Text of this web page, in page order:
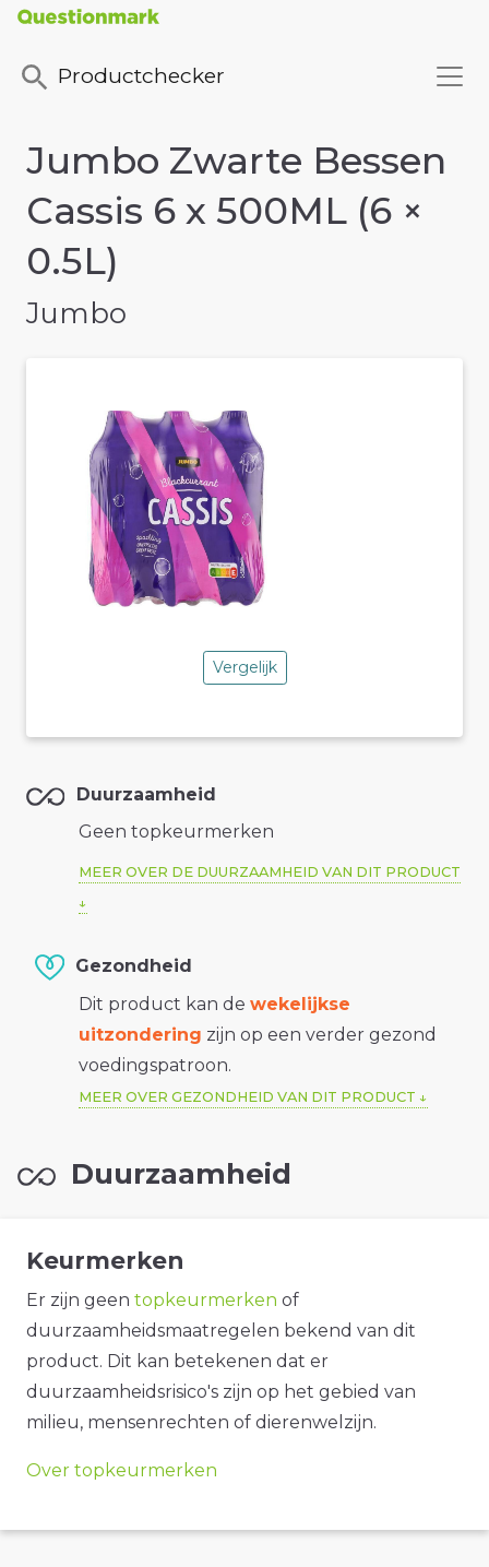
Productchecker
Jumbo Zwarte Bessen
Cassis 6 x 500ML (6 ×
0.5L)
Jumbo
Vergelijk
Duurzaamheid
Geen topkeurmerken
MEER OVER DE DUURZAAMHEID VAN DIT PRODUCT
Gezondheid
Dit product kan de wekelijkse
uitzondering zijn op een verder gezond
voedingspatroon.
MEER OVER GEZONDHEID VAN DIT PRODUCT
Duurzaamheid
Keurmerken
Er zijn geen topkeurmerken of
duurzaamheidsmaatregelen bekend van dit
product. Dit kan betekenen dat er
duurzaamheidsrisico's zijn op het gebied van
milieu, mensenrechten of dierenwelzijn.
Over topkeurmerken